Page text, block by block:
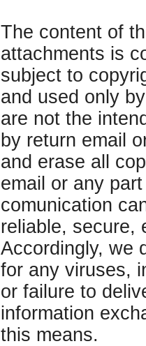
The content of
attachments is
subject to
and used only
are not the
by return email
and erase all
email or any
comunication
reliable, secure,
Accordingly, we
for any viruses,
or failure to
information
this means.